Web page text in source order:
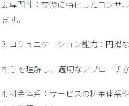
2. 専門性 ：交渉に特化したコンサ
ます。
3. コミュニケーション能力 ：円滑
相手を理解し、適切なアプローチ
4. 料金体系 ：サービスの料金体系